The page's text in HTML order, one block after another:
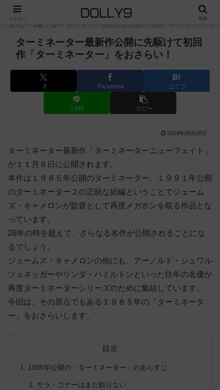
PR
ホーム 洋画 SF ターミネーター最新作公開に先駆けて初回作「ターミネーター」を
ターミネーター最新作公開に先駆けて初回
作「ターミネーター」をおさらい！
X Facebook はてブ
LINE コピー
2019年09月20日
ターミネーター最新作「ターミネーターニューフェイト」
が１１月８日に公開されます。
本作は１９８５年公開のターミネーター、１９９１年公開
のターミネーター２の正統な続編ということでジェーム
ズ・キャメロンが監督として再度メガホンを取る作品とな
っています。
28年の時を超えて、さらなる名作が公開されることにな
るでしょう。
ジェームズ・キャメロンの他にも、アーノルド・シュワル
ツェネッガーやリンダ・ハミルトンといった往年の名優が
再度ターミネーターシリーズのために集結しています。
今回は、その原点でもある１９８５年の「ターミネータ
ー」をおさらいします。
目次
1985年公開の「ターミネーター」のあらすじ
サラ・コナーはまだ頼りない
メニュー 検索